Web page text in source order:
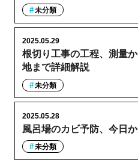
未分類
根切り工事の工程、測量
地まで詳細解説
2025.05.29
未分類
風呂場のカビ予防、今日
2025.05.28
未分類